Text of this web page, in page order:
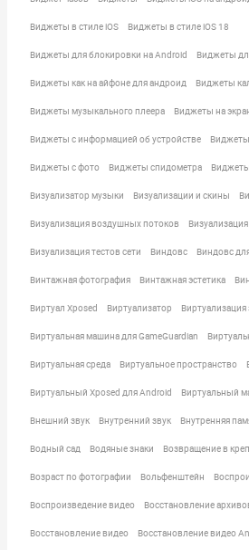
Виджеты в стиле iOS Виджеты в стиле iOS 18
Виджеты для блокировки на Android Виджеты
Виджеты как на айфоне для андроид Виджеты
Виджеты музыкального плеера Виджеты на
Виджеты с информацией об устройстве
Виджеты с фото Виджеты спидометра
Визуализатор музыки Визуализации и скины
Визуализация воздушных потоков
Визуализация тестов сети Виндовс Виндовс
Винтажная фотография Винтажная эстетика
Виртуал Xposed Виртуализатор Виртуализация
Виртуальная машина для GameGuardian
Виртуальная среда Виртуальное пространство
Виртуальный Xposed для Android Виртуальный
Внешний звук Внутренний звук Внутренняя
Водный сад Водяные знаки Возвращение в
Возраст по фотографии Вольфенштейн
Воспроизведение видео Восстановление
Восстановление видео Восстановление видео